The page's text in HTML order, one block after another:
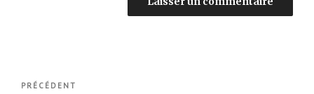
Navigation
Article
PRÉCÉDENT